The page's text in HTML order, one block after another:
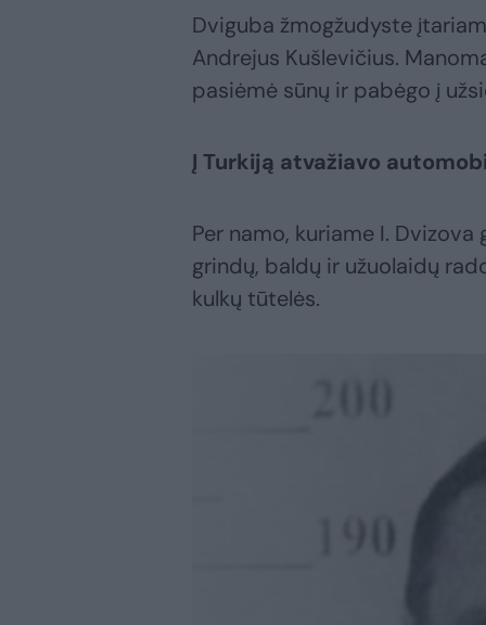
Dviguba žmogžudyste
Andrejus Kušlevičius.
pasiėmė sūnų ir pabėgo į
Į Turkiją atvažiavo
Per namo, kuriame I.
grindų, baldų ir užuolaidų
kulkų tūtelės.